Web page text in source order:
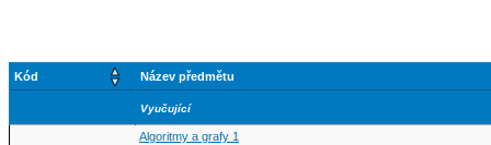
Kód Název předmětu
Vyučující
Algoritmy a grafy 1